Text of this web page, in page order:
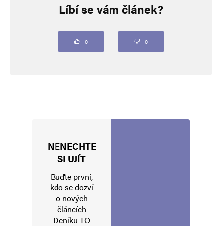
Vaše e-mailová adresa nebude zveřejněna. Vyžadované informace jsou
Líbí se vám článek?
0 0
NENECHTE
SI UJÍT
Buďte první,
kdo se dozví
o nových
článcích
Deníku TO